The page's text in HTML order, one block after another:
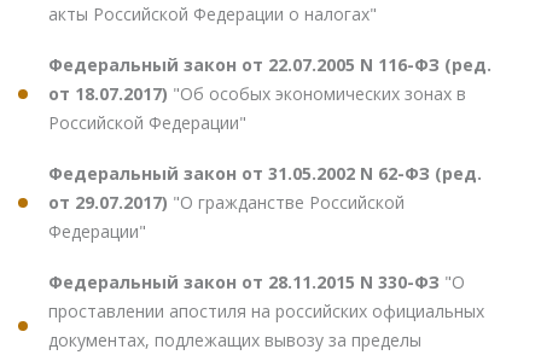
акты Российской Федерации о налогах"
Федеральный закон от 22.07.2005 N 116-ФЗ (ред.
от 18.07.2017) "Об особых экономических зонах в
Российской Федерации"
Федеральный закон от 31.05.2002 N 62-ФЗ (ред.
от 29.07.2017) "О гражданстве Российской
Федерации"
Федеральный закон от 28.11.2015 N 330-ФЗ "О
проставлении апостиля на российских официальных
документах, подлежащих вывозу за пределы